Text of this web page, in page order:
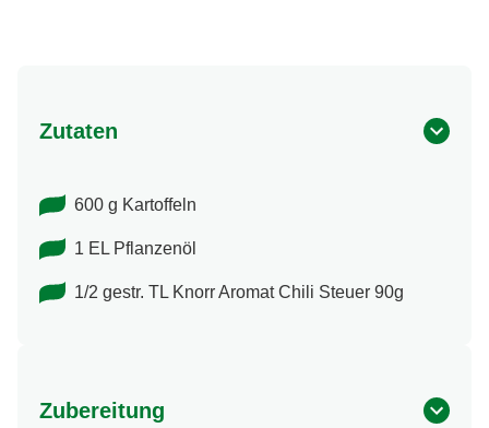
Zutaten
600 g Kartoffeln
1 EL Pflanzenöl
1/2 gestr. TL Knorr Aromat Chili Steuer 90g
Zubereitung